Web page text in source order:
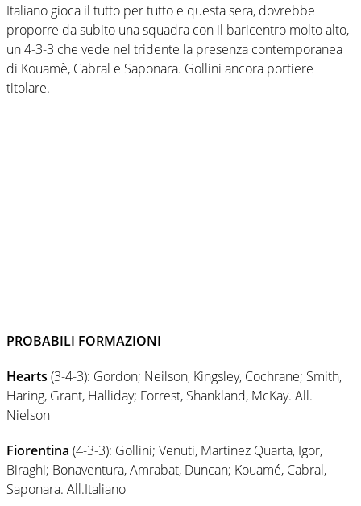
Italiano gioca il tutto per tutto e questa sera, dovrebbe
proporre da subito una squadra con il baricentro molto alto,
un 4-3-3 che vede nel tridente la presenza contemporanea
di Kouamè, Cabral e Saponara. Gollini ancora portiere
titolare.
PROBABILI FORMAZIONI
Hearts (3-4-3): Gordon; Neilson, Kingsley, Cochrane; Smith,
Haring, Grant, Halliday; Forrest, Shankland, McKay. All.
Nielson
Fiorentina (4-3-3): Gollini; Venuti, Martinez Quarta, Igor,
Biraghi; Bonaventura, Amrabat, Duncan; Kouamé, Cabral,
Saponara. All.Italiano